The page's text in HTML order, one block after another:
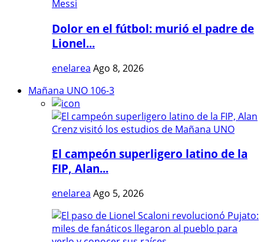
Dolor en el fútbol: murió el padre de
Lionel...
enelarea Ago 8, 2026
Mañana UNO 106-3
El campeón superligero latino de la
FIP, Alan...
enelarea Ago 5, 2026